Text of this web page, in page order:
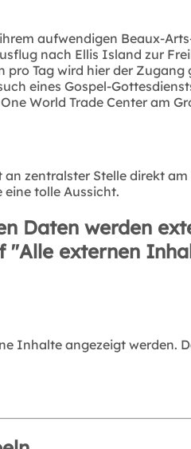
aufwendigen Beaux-
nach Ellis Island zur
pro Tag wird hier der
eines Gospel-
World Trade Center am
an zentralster Stelle direkt
tolle Aussicht.
Daten werden
"Alle externen
Inhalte angezeigt werden.